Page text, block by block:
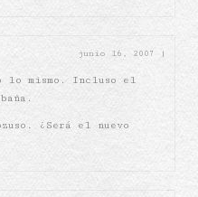
junio 16, 2007 |
lo mismo. Incluso el
¿Será el nuevo